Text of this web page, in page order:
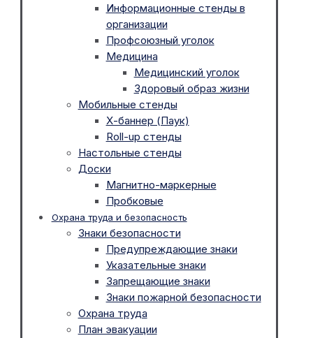
Информационные стенды в
организации
Профсоюзный уголок
Медицина
Медицинский уголок
Здоровый образ жизни
Мобильные стенды
Х-баннер (Паук)
Roll-up стенды
Настольные стенды
Доски
Магнитно-маркерные
Пробковые
Охрана труда и безопасность
Знаки безопасности
Предупреждающие знаки
Указательные знаки
Запрещающие знаки
Знаки пожарной безопасности
Охрана труда
План эвакуации